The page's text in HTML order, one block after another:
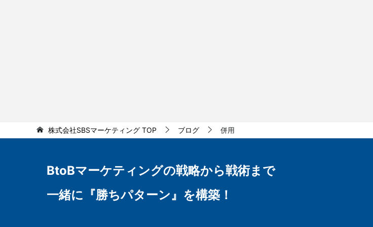
株式会社SBSマーケティング TOP ブログ 併用
BtoBマーケティングの戦略から戦術まで
一緒に『勝ちパターン』を構築！